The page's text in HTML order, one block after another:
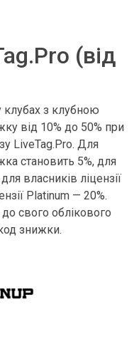
(від
клубах з клубною
від 10% до 50% при
LiveTag.Pro. Для
становить 5%, для
власників ліцензії
Platinum — 20%.
свого облікового
знижки.